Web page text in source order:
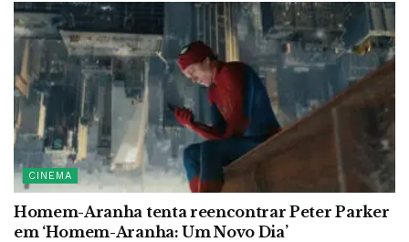
CINEMA
Homem-Aranha tenta reencontrar Peter Parker
em ‘Homem-Aranha: Um Novo Dia’